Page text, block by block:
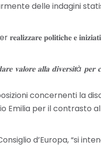
delle indagini
𝐞 𝐢𝐧𝐢𝐳𝐢𝐚𝐭𝐢𝐯𝐞 𝐞
𝐯𝐚𝐥𝐨𝐫𝐞 𝐚𝐥𝐥𝐚 𝐝𝐢𝐯𝐞𝐫𝐬𝐢𝐭à 𝐩𝐞𝐫
concernenti la
Emilia per il contrasto
d’Europa, “si